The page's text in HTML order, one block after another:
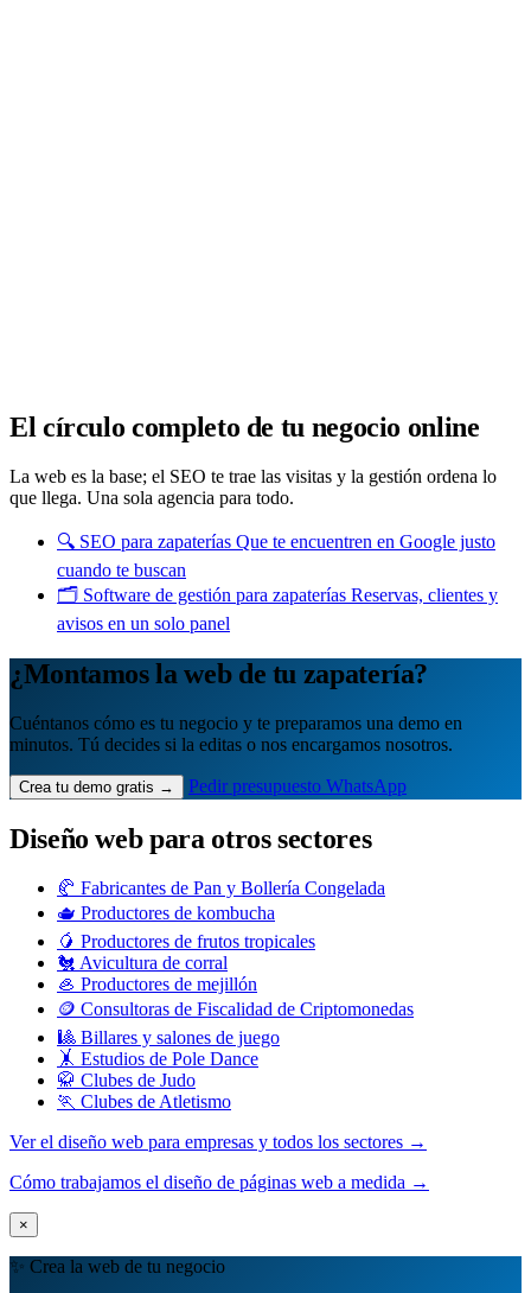
El círculo completo de tu negocio online
La web es la base; el SEO te trae las visitas y la gestión ordena lo
que llega. Una sola agencia para todo.
🔍 SEO para zapaterías Que te encuentren en Google justo
cuando te buscan
🗂️ Software de gestión para zapaterías Reservas, clientes y
avisos en un solo panel
¿Montamos la web de tu zapatería?
Cuéntanos cómo es tu negocio y te preparamos una demo en
minutos. Tú decides si la editas o nos encargamos nosotros.
Crea tu demo gratis → Pedir presupuesto WhatsApp
Diseño web para otros sectores
🥐 Fabricantes de Pan y Bollería Congelada
🫖 Productores de kombucha
🥭 Productores de frutos tropicales
🐔 Avicultura de corral
🦪 Productores de mejillón
🪙 Consultoras de Fiscalidad de Criptomonedas
🎱 Billares y salones de juego
🤸 Estudios de Pole Dance
🥋 Clubes de Judo
🏃 Clubes de Atletismo
Ver el diseño web para empresas y todos los sectores →
Cómo trabajamos el diseño de páginas web a medida →
×
✨ Crea la web de tu negocio